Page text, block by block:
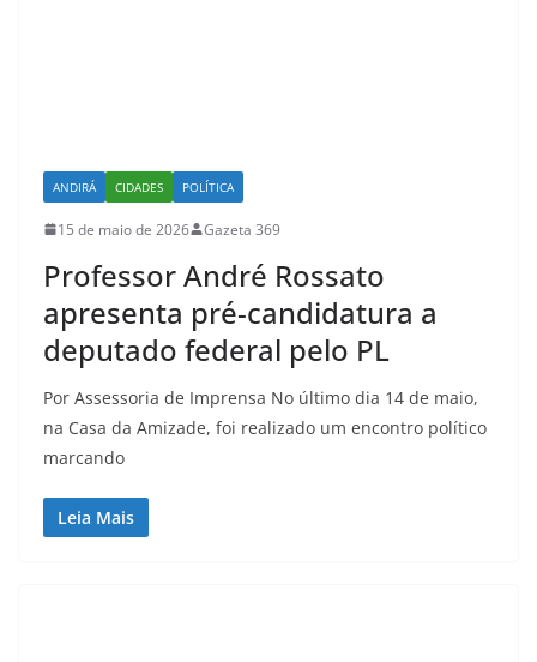
ANDIRÁ CIDADES POLÍTICA
15 de maio de 2026 Gazeta 369
Professor André Rossato
apresenta pré-candidatura a
deputado federal pelo PL
Por Assessoria de Imprensa No último dia 14 de maio,
na Casa da Amizade, foi realizado um encontro político
marcando
Leia Mais